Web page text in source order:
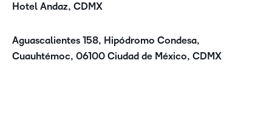
Hotel Andaz, CDMX
Aguascalientes 158, Hipódromo Condesa,
Cuauhtémoc, 06100 Ciudad de México, CDMX